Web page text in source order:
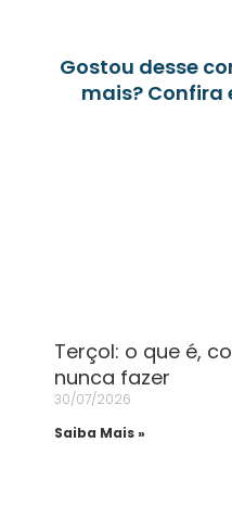
Gostou desse
mais? Confira
Terçol: o que é,
nunca fazer
30/07/2026
Saiba Mais »